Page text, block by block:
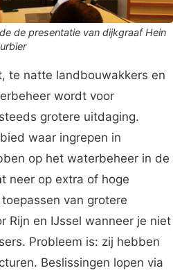
de presentatie van dijkgraaf Hein
te natte landbouwakkers en
wordt voor
grotere uitdaging.
waar ingrepen in
op het waterbeheer in de
neer op extra of hoge
van grotere
Rijn en IJssel wanneer je niet
Probleem is: zij hebben
Beslissingen lopen via